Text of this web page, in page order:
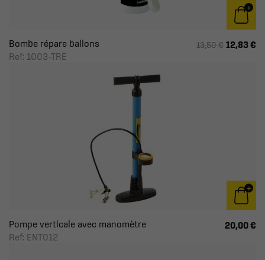
Bombe répare ballons
Ref: 1003-TRE
13,50 € 12,83 €
Pompe verticale avec manomètre
Ref: ENT012
20,00 €